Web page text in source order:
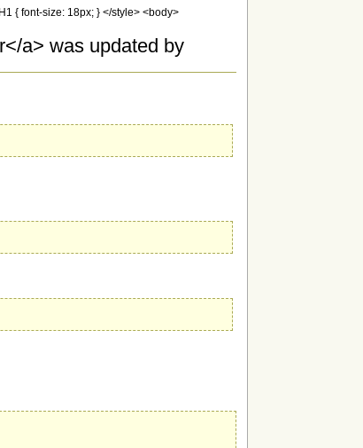
{ font-size: 18px; } </style> <body>
a> was updated by